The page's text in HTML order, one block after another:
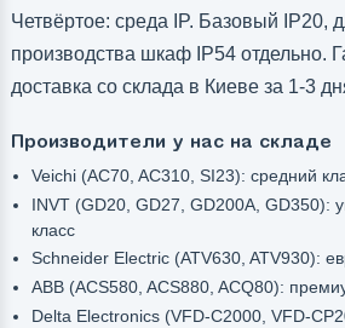
Четвёртое: среда IP. Базовый IP20,
производства шкаф IP54 отдельно.
доставка со склада в Киеве за 1-3
Производители у нас на складе
Veichi (AC70, AC310, SI23): средний
INVT (GD20, GD27, GD200A, GD350):
класс
Schneider Electric (ATV630, ATV930):
ABB (ACS580, ACS880, ACQ80):
Delta Electronics (VFD-C2000, VFD-